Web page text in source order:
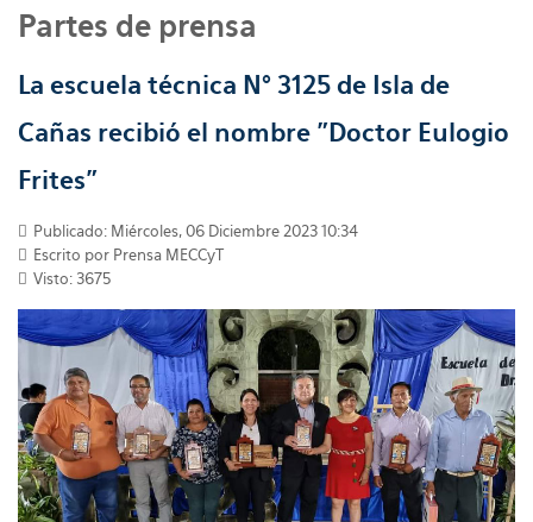
Partes de prensa
La escuela técnica N° 3125 de Isla de
Cañas recibió el nombre "Doctor Eulogio
Frites”
Publicado: Miércoles, 06 Diciembre 2023 10:34
Escrito por Prensa MECCyT
Visto: 3675